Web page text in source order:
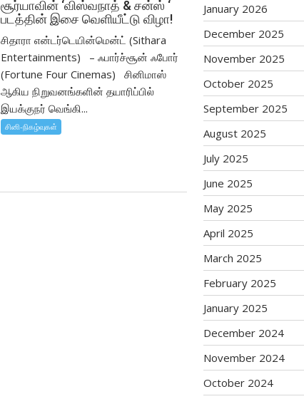
சூர்யாவின் ‘விஸ்வநாத் & சன்ஸ் ‘
படத்தின் இசை வெளியீட்டு விழா!
சிதாரா என்டர்டெயின்மென்ட் (Sithara
Entertainments) – ஃபார்ச்சூன் ஃபோர்
(Fortune Four Cinemas) சினிமாஸ்
ஆகிய நிறுவனங்களின் தயாரிப்பில்
இயக்குநர் வெங்கி...
சினி-நிகழ்வுகள்
January 2026
December 2025
November 2025
October 2025
September 2025
August 2025
July 2025
June 2025
May 2025
April 2025
March 2025
February 2025
January 2025
December 2024
November 2024
October 2024